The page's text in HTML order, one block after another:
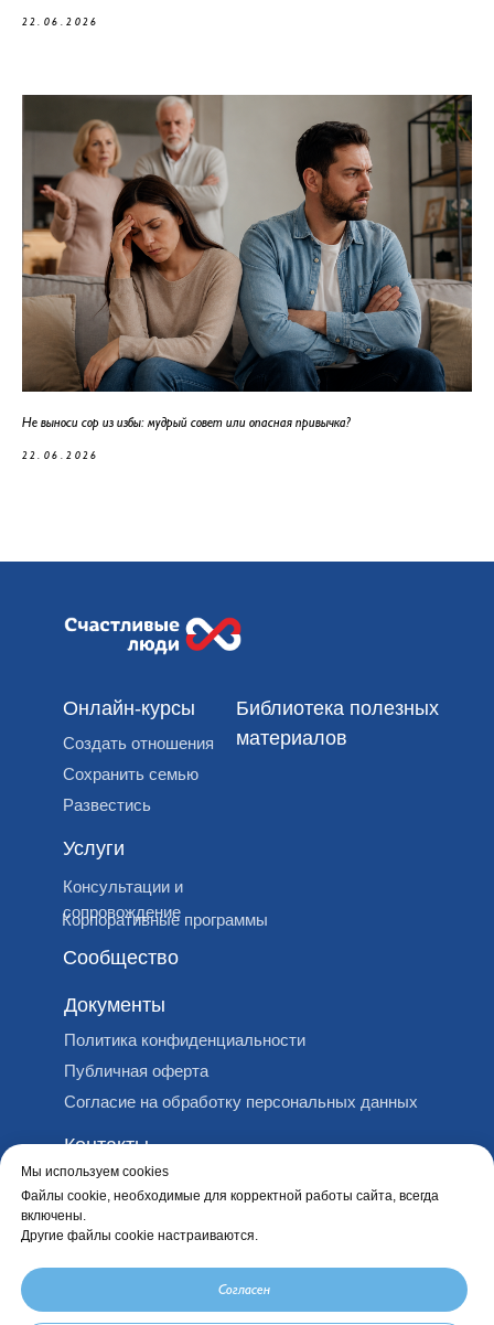
22.06.2026
Не выноси сор из избы: мудрый совет или опасная привычка?
22.06.2026
Онлайн-курсы
Создать отношения
Сохранить семью
Развестись
Услуги
Сообщество
Библиотека полезных
материалов
Консультации и
сопровождение
Корпоративные программы
Документы
Политика конфиденциальности
Публичная оферта
Контакты
ИП Степанова Наталья
Леонидовна
ИНН 500513731610
Согласие на обработку персональных данных
Мы используем cookies
Файлы cookie, необходимые для корректной работы сайта, всегда
включены.
Другие файлы cookie настраиваются.
Согласен